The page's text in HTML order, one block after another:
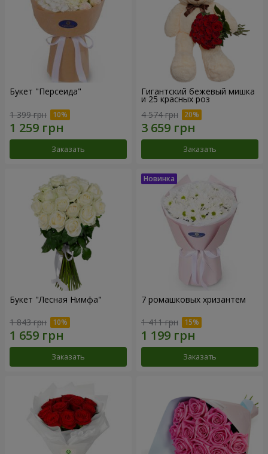
Букет "Персеида"
1 399 грн
Заказать
Гигантский бежевый мишка
и 25 красных роз
4 574 грн
Заказать
Букет "Лесная Нимфа"
1 843 грн
Заказать
7 ромашковых хризантем
1 411 грн
Заказать